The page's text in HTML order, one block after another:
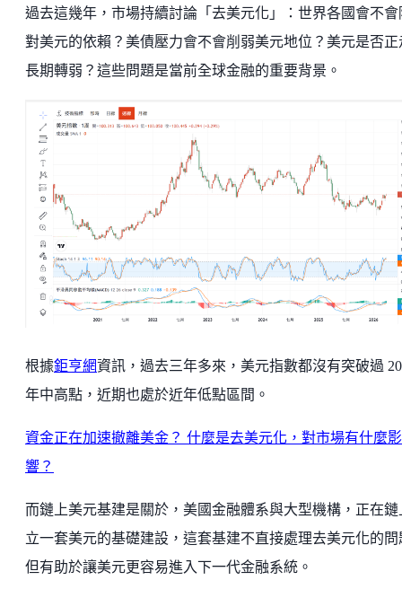
過去這幾年，市場持續討論「去美元化」：世界各國會不會
對美元的依賴？美債壓力會不會削弱美元地位？美元是否正
長期轉弱？這些問題是當前全球金融的重要背景。
根據鉅亨網資訊，過去三年多來，美元指數都沒有突破過
年中高點，近期也處於近年低點區間。
資金正在加速撤離美金？ 什麼是去美元化，對市場有什麼影
響？
而鏈上美元基建是關於，美國金融體系與大型機構，正在鏈
立一套美元的基礎建設，這套基建不直接處理去美元化的問
但有助於讓美元更容易進入下一代金融系統。